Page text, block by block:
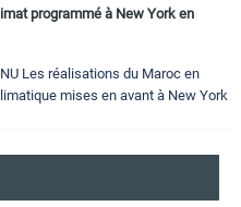
programmé à New York en
Les réalisations du Maroc en
mises en avant à New York